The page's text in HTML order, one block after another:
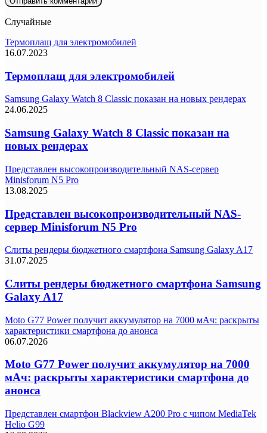
Случайные
Термоплащ для электромобилей
16.07.2023
Термоплащ для электромобилей
Samsung Galaxy Watch 8 Classic показан на новых рендерах
24.06.2025
Samsung Galaxy Watch 8 Classic показан на
новых рендерах
Представлен высокопроизводительный NAS-сервер
Minisforum N5 Pro
13.08.2025
Представлен высокопроизводительный NAS-
сервер Minisforum N5 Pro
Слиты рендеры бюджетного смартфона Samsung Galaxy A17
31.07.2025
Слиты рендеры бюджетного смартфона Samsung
Galaxy A17
Moto G77 Power получит аккумулятор на 7000 мАч: раскрыты
характеристики смартфона до анонса
06.07.2026
Moto G77 Power получит аккумулятор на 7000
мАч: раскрыты характеристики смартфона до
анонса
Представлен смартфон Blackview A200 Pro с чипом MediaTek
Helio G99